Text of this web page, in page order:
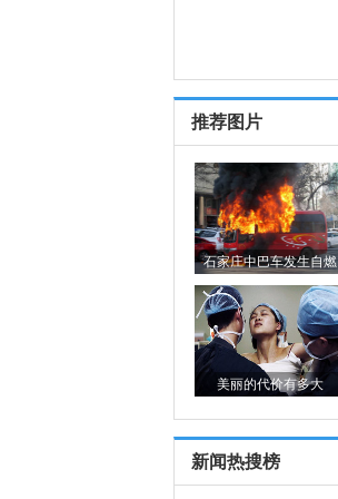
推荐图片
石家庄中巴车发生自燃
美丽的代价有多大
新闻热搜榜